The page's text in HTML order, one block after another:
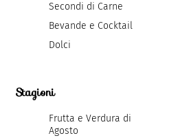
Secondi di Carne
Bevande e Cocktail
Dolci
Stagioni
Frutta e Verdura di
Agosto